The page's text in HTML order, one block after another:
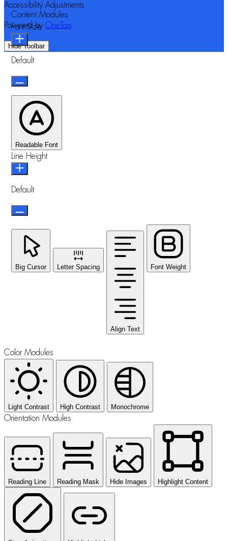
Accessibility Adjustments
Powered by OneTap
Hide Toolbar
Content Modules
Font Size
Default
Readable Font
Line Height
Default
Big Cursor Letter Spacing
Align Text
Font Weight
Color Modules
Light Contrast High Contrast Monochrome
Orientation Modules
Reading Line Reading Mask Hide Images Highlight Content